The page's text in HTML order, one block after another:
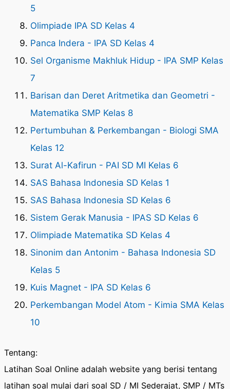
5
Olimpiade IPA SD Kelas 4
Panca Indera - IPA SD Kelas 4
Sel Organisme Makhluk Hidup - IPA SMP Kelas
7
Barisan dan Deret Aritmetika dan Geometri -
Matematika SMP Kelas 8
Pertumbuhan & Perkembangan - Biologi SMA
Kelas 12
Surat Al-Kafirun - PAI SD MI Kelas 6
SAS Bahasa Indonesia SD Kelas 1
SAS Bahasa Indonesia SD Kelas 6
Sistem Gerak Manusia - IPAS SD Kelas 6
Olimpiade Matematika SD Kelas 4
Sinonim dan Antonim - Bahasa Indonesia SD
Kelas 5
Kuis Magnet - IPA SD Kelas 6
Perkembangan Model Atom - Kimia SMA Kelas
10
Tentang:
Latihan Soal Online adalah website yang berisi tentang
latihan soal mulai dari soal SD / MI Sederajat, SMP / MTs